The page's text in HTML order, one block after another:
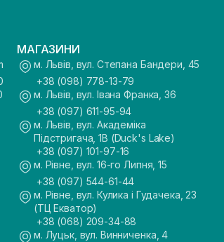
МАГАЗИНИ
м. Львів, вул. Степана Бандери, 45
+38 (098) 778-13-79
м. Львів, вул. Івана Франка, 36
+38 (097) 611-95-94
м. Львів, вул. Академіка
Підстригача, 1В (Duck's Lake)
+38 (097) 101-97-16
м. Рівне, вул. 16-го Липня, 15
+38 (097) 544-61-44
м. Рівне, вул. Кулика і Гудачека, 23
(ТЦ Екватор)
+38 (068) 209-34-88
м. Луцьк, вул. Винниченка, 4